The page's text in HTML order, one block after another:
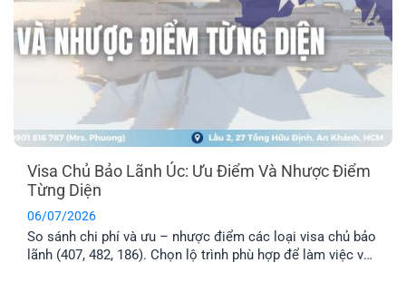
Visa Chủ Bảo Lãnh Úc: Ưu Điểm Và Nhược Điểm
Từng Diện
06/07/2026
So sánh chi phí và ưu – nhược điểm các loại visa chủ bảo
lãnh (407, 482, 186). Chọn lộ trình phù hợp để làm việc và